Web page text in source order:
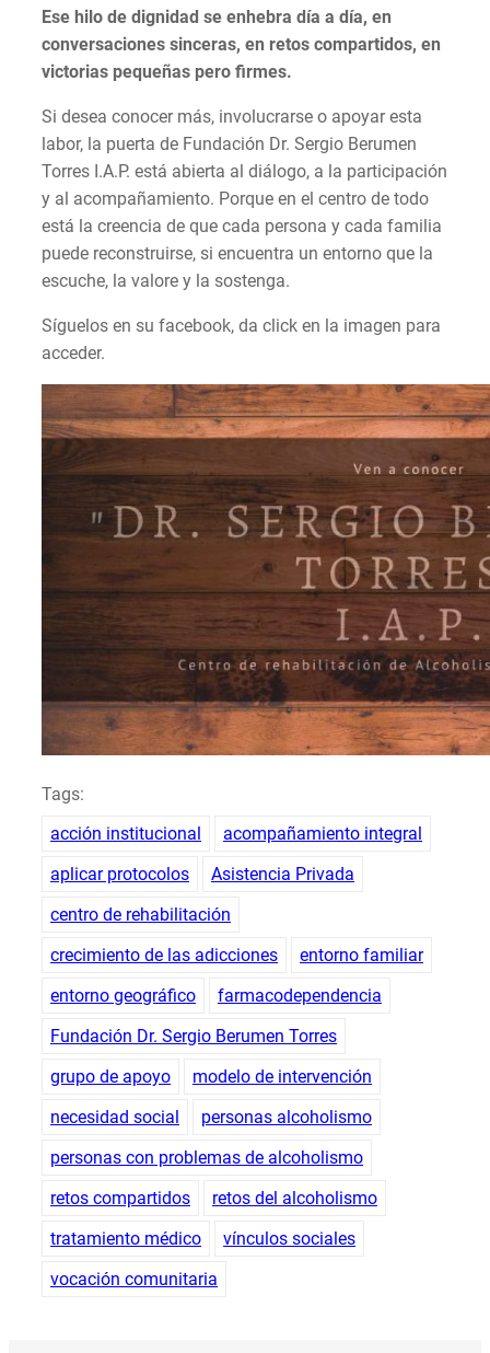
Ese hilo de dignidad se enhebra día a día, en
conversaciones sinceras, en retos compartidos, en
victorias pequeñas pero firmes.
Si desea conocer más, involucrarse o apoyar esta
labor, la puerta de Fundación Dr. Sergio Berumen
Torres I.A.P. está abierta al diálogo, a la participación
y al acompañamiento. Porque en el centro de todo
está la creencia de que cada persona y cada familia
puede reconstruirse, si encuentra un entorno que la
escuche, la valore y la sostenga.
Síguelos en su facebook, da click en la imagen para
acceder.
Tags:
acción institucional
acompañamiento integral
aplicar protocolos
Asistencia Privada
centro de rehabilitación
crecimiento de las adicciones
entorno familiar
entorno geográfico
farmacodependencia
Fundación Dr. Sergio Berumen Torres
grupo de apoyo
modelo de intervención
necesidad social
personas alcoholismo
personas con problemas de alcoholismo
retos compartidos
retos del alcoholismo
tratamiento médico
vínculos sociales
vocación comunitaria